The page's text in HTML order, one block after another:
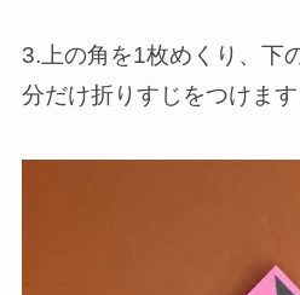
3.上の角を1枚めくり、下
分だけ折りすじをつけます